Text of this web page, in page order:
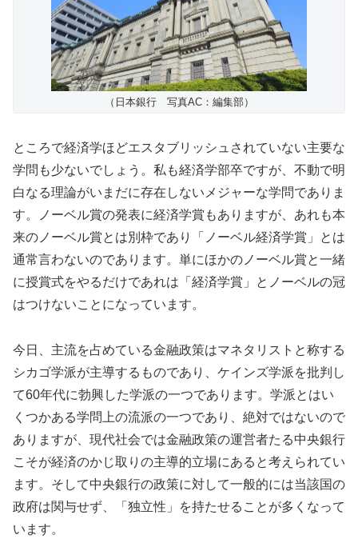
（日本銀行 写真AC：編集部）
ところで経済学ほどエスタブリッシュされていない主要な
学問も少ないでしょう。私も経済学部卒ですが、不動で明
白なる理論がいまだに存在しないメジャーな学問でありま
す。ノーベル賞の発表に経済学賞もありますが、あれも本
来のノーベル賞とは別枠であり「ノーベル経済学賞」とは
通常言わないのであります。単にほかのノーベル賞と一緒
に授賞式をやるだけであれは「経済学賞」とノーベルの冠
はつけないことになっています。
今日、主流を占めている金融政策はマネタリストと称する
シカゴ学派が主導するものであり、ケインズ学派を批判し
て60年代に勃興した学派の一つであります。学派とはい
くつかある学問上の流派の一つであり、絶対ではないので
ありますが、現代社会では金融政策の運営者たる中央銀行
こそが経済のかじ取りの主導的立場にあると考えられてい
ます。そして中央銀行の政策に対して一般的には当該国の
政府は関与せず、「独立性」を持たせることが多くなって
います。